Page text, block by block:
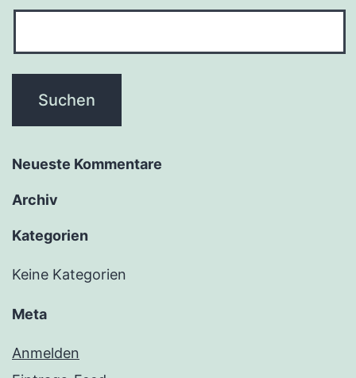
Neu­es­te Kommentare
Archiv
Kate­go­rien
Keine Kategorien
Meta
Anmelden